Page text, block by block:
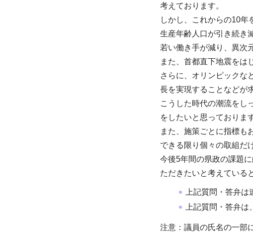
考えております。
しかし、これからの10年
生産年齢人口が引き続き
若い働き手が減り、異次
また、首都直下地震をは
さらに、オリンピックな
長を実現することなどが
こうした時代の潮流をし
をしたいと思っておりま
また、施策ごとに指標も
できる限り個々の取組だ
今後5年間の県政の課題
ただきたいと考えている
上記質問・答弁は
上記質問・答弁
注意：議員の氏名の一部